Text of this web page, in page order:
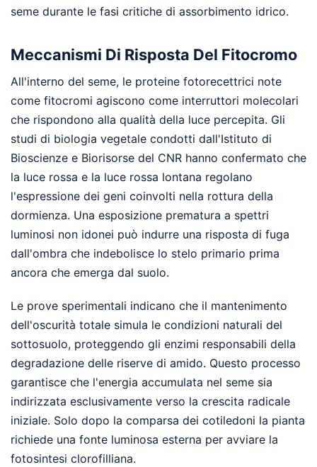
seme durante le fasi critiche di assorbimento idrico.
Meccanismi Di Risposta Del Fitocromo
All'interno del seme, le proteine fotorecettrici note
come fitocromi agiscono come interruttori molecolari
che rispondono alla qualità della luce percepita. Gli
studi di biologia vegetale condotti dall'Istituto di
Bioscienze e Biorisorse del CNR hanno confermato che
la luce rossa e la luce rossa lontana regolano
l'espressione dei geni coinvolti nella rottura della
dormienza. Una esposizione prematura a spettri
luminosi non idonei può indurre una risposta di fuga
dall'ombra che indebolisce lo stelo primario prima
ancora che emerga dal suolo.
Le prove sperimentali indicano che il mantenimento
dell'oscurità totale simula le condizioni naturali del
sottosuolo, proteggendo gli enzimi responsabili della
degradazione delle riserve di amido. Questo processo
garantisce che l'energia accumulata nel seme sia
indirizzata esclusivamente verso la crescita radicale
iniziale. Solo dopo la comparsa dei cotiledoni la pianta
richiede una fonte luminosa esterna per avviare la
fotosintesi clorofilliana.